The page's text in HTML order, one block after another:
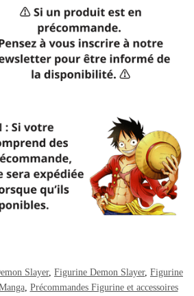
Slayer, Figurine Demon Slayer, Figurine
, Précommandes Figurine et accessoires